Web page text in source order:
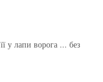
у лапи ворога ... без